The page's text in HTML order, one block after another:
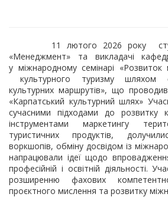
11 лютого 2026 року
«Менеджмент» та викладачі
у міжнародному семінарі «Розвиток
культурного туризму шляхом
культурних маршрутів», що
«Карпатський культурний шлях»
сучасними підходами до розвитку
інструментами маркетингу
туристичних продуктів,
воркшопів, обміну досвідом із
напрацювали ідеї щодо
професійній і освітній діяльності.
розширенню фахових
проєктного мислення та розвитку